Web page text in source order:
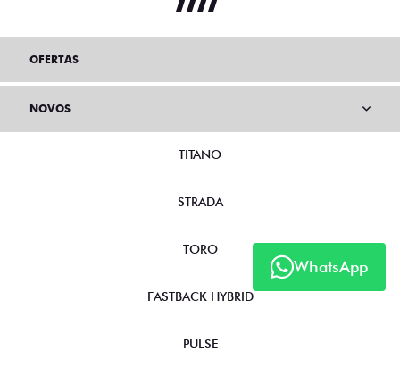
WhatsApp
OFERTAS
NOVOS
TITANO
STRADA
TORO
FASTBACK HYBRID
PULSE